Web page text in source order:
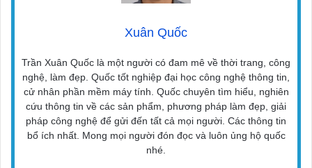
Xuân Quốc
Trần Xuân Quốc là một người có đam mê về thời trang, công
nghệ, làm đẹp. Quốc tốt nghiệp đại học công nghệ thông tin,
cử nhân phần mềm máy tính. Quốc chuyên tìm hiểu, nghiên
cứu thông tin về các sản phẩm, phương pháp làm đẹp, giải
pháp công nghệ để gửi đến tất cả mọi người. Các thông tin
bổ ích nhất. Mong mọi người đón đọc và luôn ủng hộ quốc
nhé.